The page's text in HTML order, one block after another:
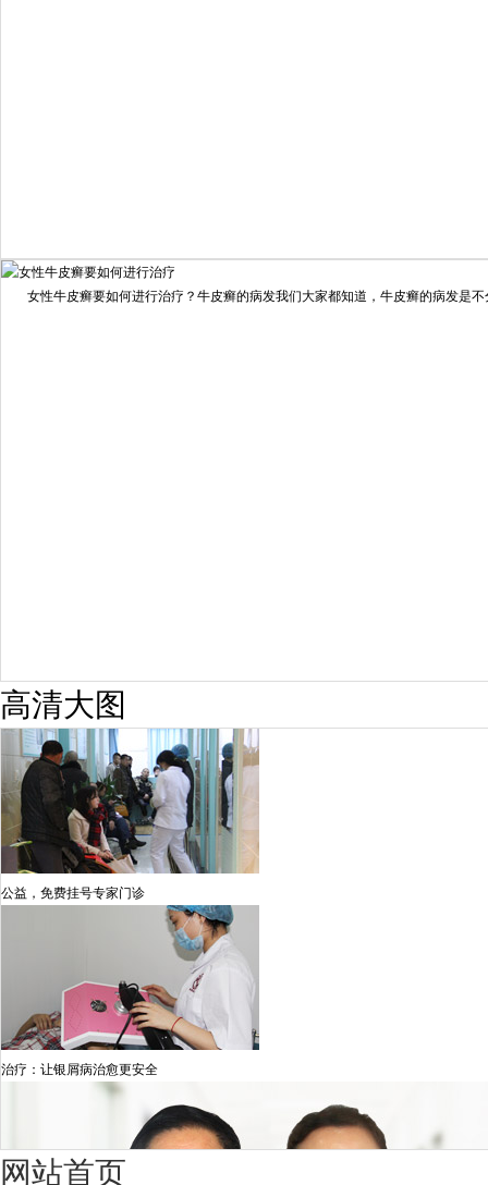
我要咨询 我要预约
女性牛皮癣要如何进行治疗？牛皮癣的病发我们大家都知道，牛皮癣的病发是不
高清大图
公益，免费挂号专家门诊
治疗：让银屑病治愈更安全
网站首页